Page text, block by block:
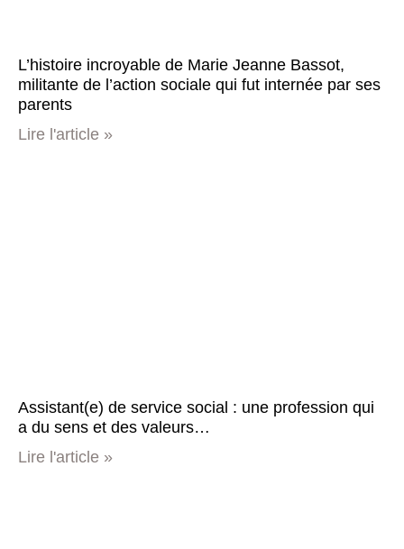
L’histoire incroyable de Marie Jeanne Bassot,
militante de l’action sociale qui fut internée par ses
parents
Lire l'article »
Assistant(e) de service social : une profession qui
a du sens et des valeurs…
Lire l'article »